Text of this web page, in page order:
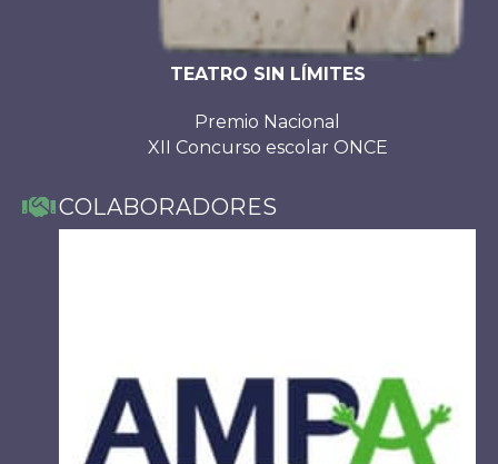
TEATRO SIN LÍMITES
Premio Nacional
XII Concurso escolar ONCE
COLABORADORES